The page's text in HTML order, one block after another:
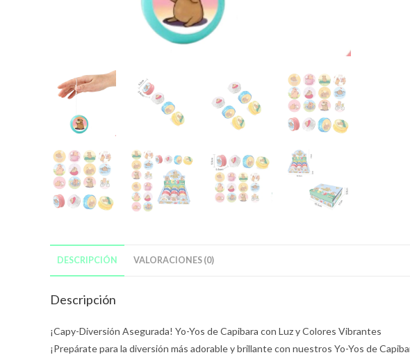
DESCRIPCIÓN VALORACIONES (0)
Descripción
¡Capy-Diversión Asegurada! Yo-Yos de Capibara con Luz y Colores Vibrantes
¡Prepárate para la diversión más adorable y brillante con nuestros Yo-Yos de